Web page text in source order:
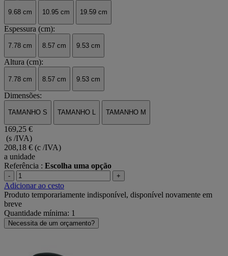
9.68 cm 10.95 cm 19.59 cm
Espessura (cm):
7.78 cm 8.57 cm 9.53 cm
Altura (cm):
7.78 cm 8.57 cm 9.53 cm
Dimensões:
TAMANHO S TAMANHO L TAMANHO M
169,25 €
(s /IVA)
208,18 € (c /IVA)
a unidade
Referência : Escolha uma opção
- +
Adicionar ao cesto
Produto temporariamente indisponível, disponível novamente em
breve
Quantidade mínima: 1
Necessita de um orçamento?